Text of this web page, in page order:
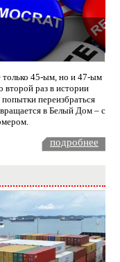
только 45-ым, но и 47-ым
раз в истории
переизбраться
в Белый Дом – с
подробнее